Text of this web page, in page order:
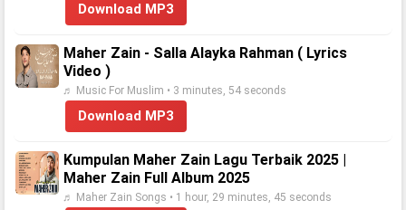
Download MP3
Maher Zain - Salla Alayka Rahman ( Lyrics
Video )
♬ Music For Muslim • 3 minutes, 54 seconds
Download MP3
Kumpulan Maher Zain Lagu Terbaik 2025 |
Maher Zain Full Album 2025
♬ Maher Zain Songs • 1 hour, 29 minutes, 45 seconds